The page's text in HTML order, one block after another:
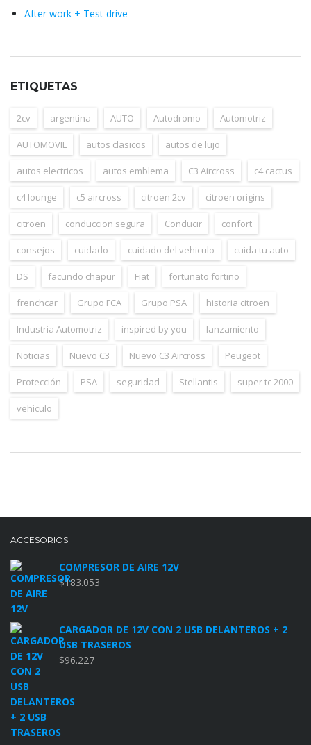
After work + Test drive
ETIQUETAS
2cv argentina AUTO Autodromo Automotriz
AUTOMOVIL autos clasicos autos de lujo
autos electricos autos emblema C3 Aircross c4 cactus
c4 lounge c5 aircross citroen 2cv citroen origins
citroën conduccion segura Conducir confort
consejos cuidado cuidado del vehiculo cuida tu auto
DS facundo chapur Fiat fortunato fortino
frenchcar Grupo FCA Grupo PSA historia citroen
Industria Automotriz inspired by you lanzamiento
Noticias Nuevo C3 Nuevo C3 Aircross Peugeot
Protección PSA seguridad Stellantis super tc 2000
vehiculo
ACCESORIOS
COMPRESOR DE AIRE 12V
$183.053
CARGADOR DE 12V CON 2 USB DELANTEROS + 2
USB TRASEROS
$96.227